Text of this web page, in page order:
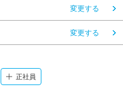
変更する
変更する
正社員